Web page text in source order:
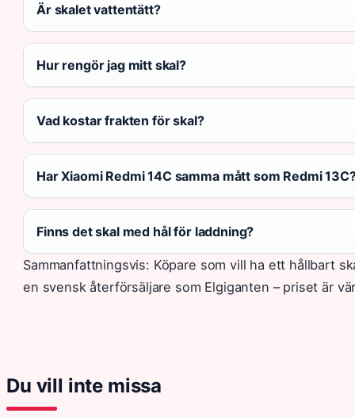
Är skalet vattentätt?
Hur rengör jag mitt skal?
Vad kostar frakten för skal?
Har Xiaomi Redmi 14C samma mått som Redmi
Finns det skal med hål för laddning?
Sammanfattningsvis: Köpare som vill ha ett hållbart
en svensk återförsäljare som Elgiganten – priset är
Du vill inte missa